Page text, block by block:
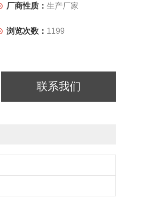
厂商性质： 生产厂家
浏览次数： 1199
联系我们